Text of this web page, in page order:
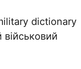
dictionary
військовий